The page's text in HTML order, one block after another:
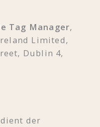
Tag Manager,
Limited,
Dublin 4,
der